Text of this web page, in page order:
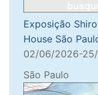
Exposição
House São
02/06/2026-
São Paulo